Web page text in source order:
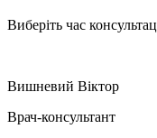
Виберіть час
Вишневий Віктор
Врач-консультант